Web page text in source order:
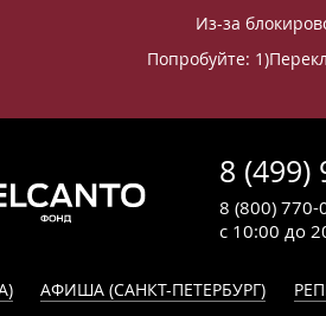
Из-за
Попробуйте:
8 (499)
с 10:00 до
8 (800) 770-
АФИША (САНКТ-ПЕТЕРБУРГ)